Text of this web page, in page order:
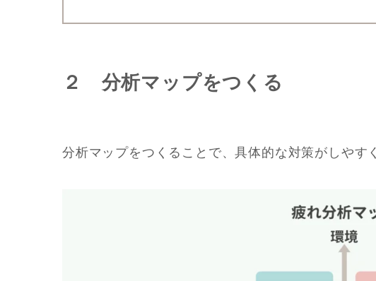
２ 分析マップをつくる
分析マップをつくることで、具体的な対策がしやす